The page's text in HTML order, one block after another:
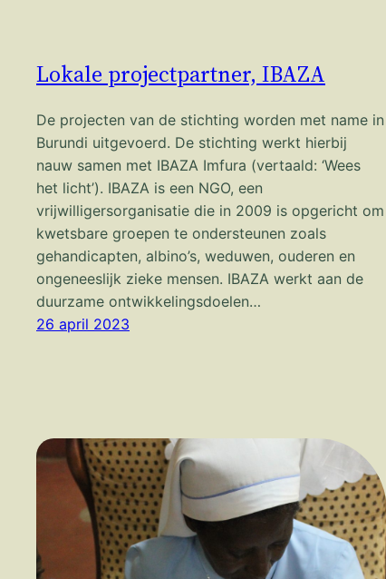
Lokale projectpartner, IBAZA
De projecten van de stichting worden met name in
Burundi uitgevoerd. De stichting werkt hierbij
nauw samen met IBAZA Imfura (vertaald: ‘Wees
het licht’). IBAZA is een NGO, een
vrijwilligersorganisatie die in 2009 is opgericht om
kwetsbare groepen te ondersteunen zoals
gehandicapten, albino’s, weduwen, ouderen en
ongeneeslijk zieke mensen. IBAZA werkt aan de
duurzame ontwikkelingsdoelen…
26 april 2023